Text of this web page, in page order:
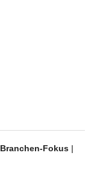
Branchen-Fokus |